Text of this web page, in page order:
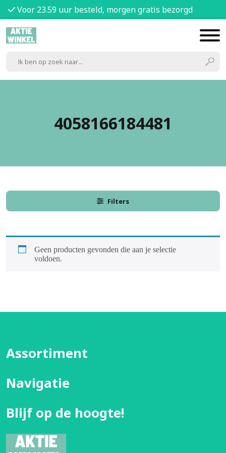
Voor 23.59 uur besteld, morgen gratis bezorgd
4058166184481
Filters
Geen producten gevonden die aan je selectie
voldoen.
Assortiment
Navigatie
Blijf op de hoogte!